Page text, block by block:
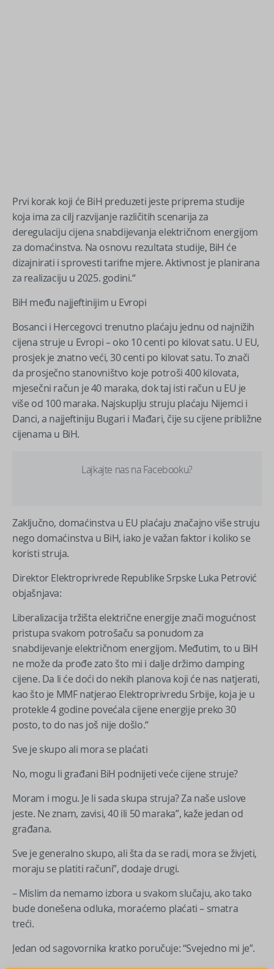
Prvi korak koji će BiH preduzeti jeste priprema studije
koja ima za cilj razvijanje različitih scenarija za
deregulaciju cijena snabdijevanja električnom energijom
za domaćinstva. Na osnovu rezultata studije, BiH će
dizajnirati i sprovesti tarifne mjere. Aktivnost je planirana
za realizaciju u 2025. godini.“
BiH među najjeftinijim u Evropi
Bosanci i Hercegovci trenutno plaćaju jednu od najnižih
cijena struje u Evropi – oko 10 centi po kilovat satu. U EU,
prosjek je znatno veći, 30 centi po kilovat satu. To znači
da prosječno stanovništvo koje potroši 400 kilovata,
mjesečni račun je 40 maraka, dok taj isti račun u EU je
više od 100 maraka. Najskuplju struju plaćaju Nijemci i
Danci, a najjeftiniju Bugari i Mađari, čije su cijene približne
cijenama u BiH.
Lajkajte nas na Facebooku?
Zaključno, domaćinstva u EU plaćaju značajno više struju
nego domaćinstva u BiH, iako je važan faktor i koliko se
koristi struja.
Direktor Elektroprivrede Republike Srpske Luka Petrović
objašnjava:
Liberalizacija tržišta električne energije znači mogućnost
pristupa svakom potrošaču sa ponudom za
snabdijevanje električnom energijom. Međutim, to u BiH
ne može da prođe zato što mi i dalje držimo damping
cijene. Da li će doći do nekih planova koji će nas natjerati,
kao što je MMF natjerao Elektroprivredu Srbije, koja je u
protekle 4 godine povećala cijene energije preko 30
posto, to do nas još nije došlo.“
Sve je skupo ali mora se plaćati
No, mogu li građani BiH podnijeti veće cijene struje?
Moram i mogu. Je li sada skupa struja? Za naše uslove
jeste. Ne znam, zavisi, 40 ili 50 maraka”, kaže jedan od
građana.
Sve je generalno skupo, ali šta da se radi, mora se živjeti,
moraju se platiti računi”, dodaje drugi.
– Mislim da nemamo izbora u svakom slučaju, ako tako
bude donešena odluka, moraćemo plaćati – smatra
treći.
Jedan od sagovornika kratko poručuje: “Svejedno mi je”.